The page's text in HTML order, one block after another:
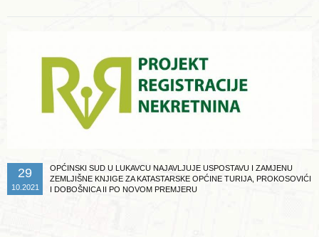
29
10.2021
OPĆINSKI SUD U LUKAVCU NAJAVLJUJE USPOSTAVU I ZAMJENU
ZEMLJIŠNE KNJIGE ZA KATASTARSKE OPĆINE TURIJA, PROKOSOVIĆI
I DOBOŠNICA II PO NOVOM PREMJERU